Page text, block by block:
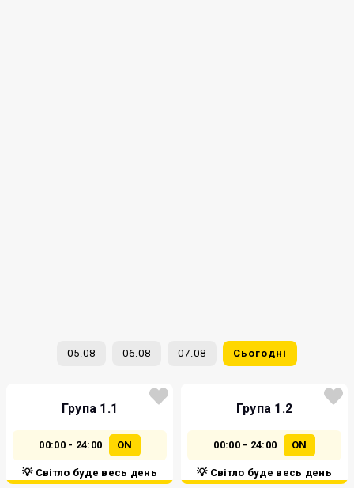
05.08 06.08 07.08 Сьогодні
Група 1.1
00:00 - 24:00 ON
💡 Світло буде весь день
Група 1.2
00:00 - 24:00 ON
💡 Світло буде весь день